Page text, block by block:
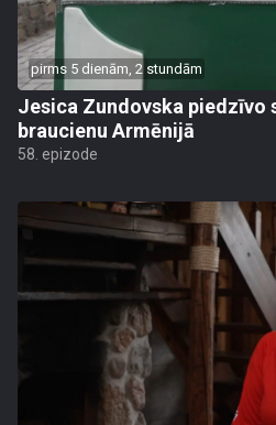
pirms 5 dienām, 2 stundām
Jesica Zundovska piedzīvo
braucienu Armēnijā
58. epizode